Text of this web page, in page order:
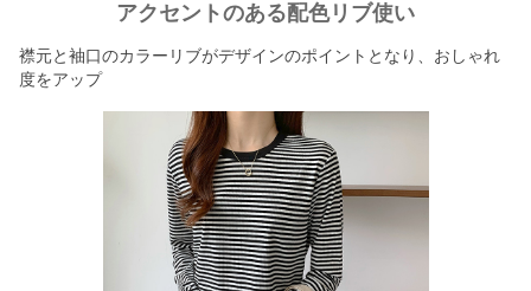
アクセントのある配色リブ使い
襟元と袖口のカラーリブがデザインのポイントとなり、おしゃれ
度をアップ